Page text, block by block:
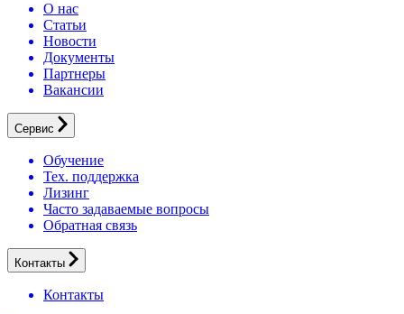
О нас
Статьи
Новости
Документы
Партнеры
Вакансии
Сервис
Обучение
Тех. поддержка
Лизинг
Часто задаваемые вопросы
Обратная связь
Контакты
Контакты